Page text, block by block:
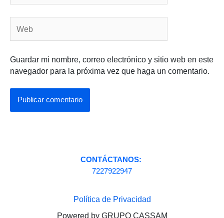
Guardar mi nombre, correo electrónico y sitio web en este
navegador para la próxima vez que haga un comentario.
CONTÁCTANOS:
7227922947
Política de Privacidad
Powered by GRUPO CASSAM